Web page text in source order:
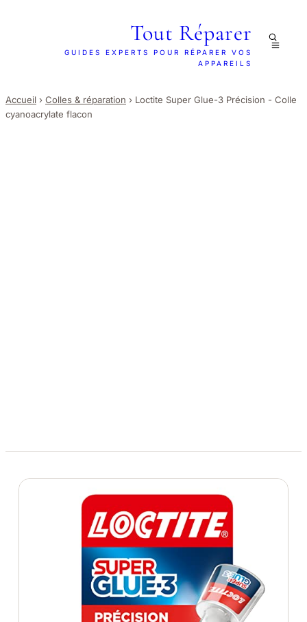
Tout Réparer
GUIDES EXPERTS POUR RÉPARER VOS
APPAREILS
Accueil › Colles & réparation › Loctite Super Glue-3 Précision - Colle
cyanoacrylate flacon